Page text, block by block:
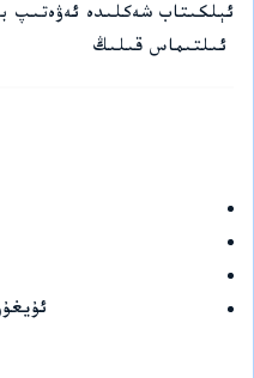
ئېلكىتاب شەكلىدە ئەۋەتىپ
ئىلتىماس قىلىڭ